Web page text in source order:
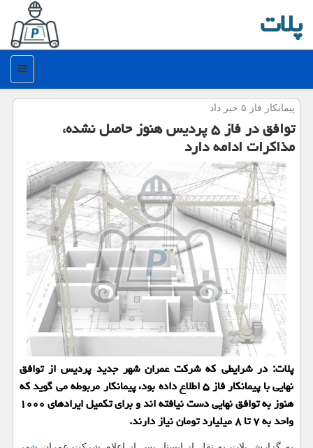
پلات
منو
پیمانكار فاز ۵ خبر داد
توافق در فاز ۵ پردیس هنوز حاصل نشده،
مذاكرات ادامه دارد
پلات: در شرایطی كه شركت عمران شهر جدید پردیس از توافق
نهایی با پیمانكار فاز ۵ اطلاع داده بود، پیمانكار مربوطه می گوید كه
هنوز به توافق نهایی دست نیافته اند و برای تكمیل ایرادهای ۱۰۰۰
واحد به ۷ تا ۸ میلیارد تومان نیاز دارند.